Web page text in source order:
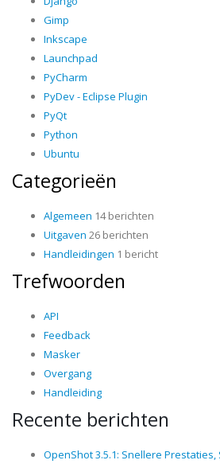
Gimp
Inkscape
Launchpad
PyCharm
PyDev - Eclipse Plugin
PyQt
Python
Ubuntu
Categorieën
Algemeen 14 berichten
Uitgaven 26 berichten
Handleidingen 1 bericht
Trefwoorden
API
Feedback
Masker
Overgang
Handleiding
Recente berichten
OpenShot 3.5.1: Snellere